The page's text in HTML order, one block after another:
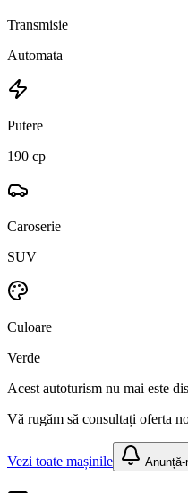
Transmisie
Automata
Putere
190 cp
Caroserie
SUV
Culoare
Verde
Acest autoturism nu mai este
Vă rugăm să consultați oferta
Vezi toate mașinile